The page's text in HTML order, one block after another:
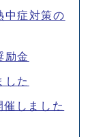
中症対策の
励金
した
しました